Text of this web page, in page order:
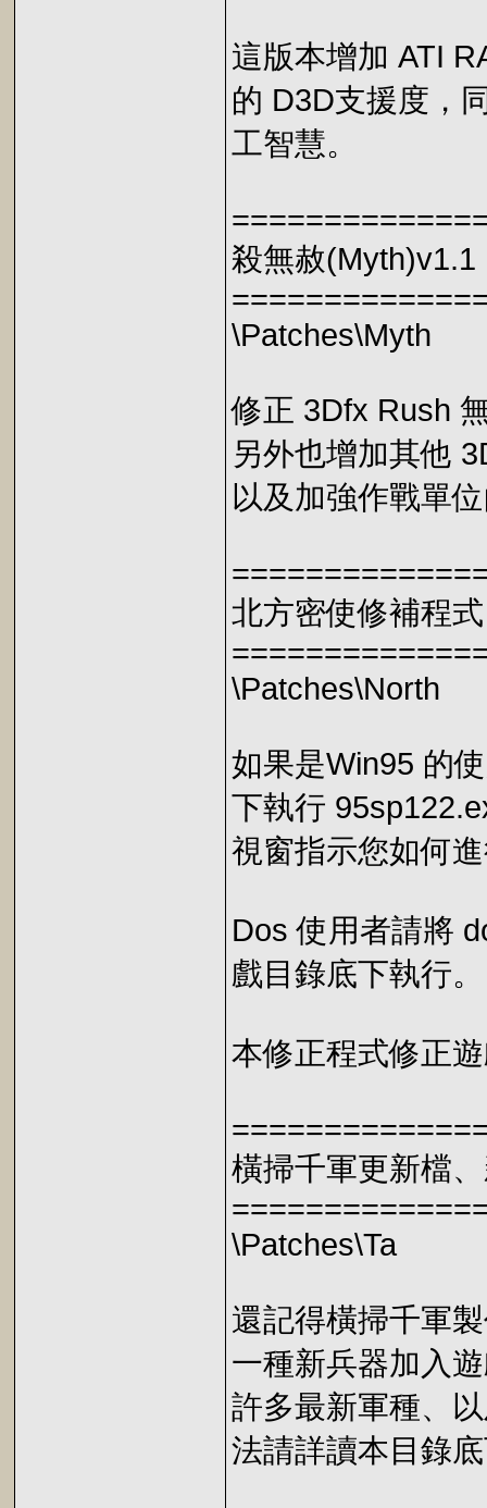
這版本增加 ATI
的 D3D支援度，
工智慧。
殺無赦(Myth)v1.1
\Patches\Myth
修正 3Dfx Rush
另外也增加其他
以及加強作戰單
北方密使修補程
\Patches\North
如果是Win95 的
下執行
視窗指示您如何
Dos 使用者請將
戲目錄底下執行。
本修正程式修正
橫掃千軍更新檔
\Patches\Ta
還記得橫掃千軍
一種新兵器加入
許多最新軍種、
法請詳讀本目錄